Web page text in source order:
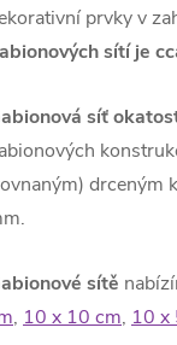
prvky v
sítí je
síť
drceným
sítě
, 10 x 10 cm, 10 x